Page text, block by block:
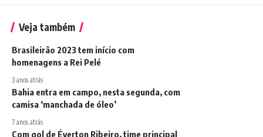
Veja também
Brasileirão 2023 tem início com
homenagens a Rei Pelé
3 anos atrás
Bahia entra em campo, nesta segunda, com
camisa ‘manchada de óleo’
7 anos atrás
Com gol de Éverton Ribeiro, time principal